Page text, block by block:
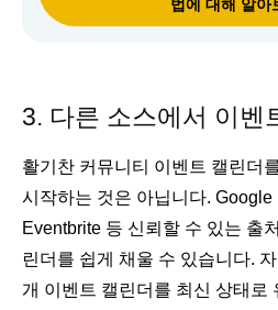
법에 대해 알아
3. 다른 소스에서 이벤
활기찬 커뮤니티 이벤트 캘린더
시작하는 것은 아닙니다. Google
Eventbrite 등 신뢰할 수 있는 출
린더를 쉽게 채울 수 있습니다.
개 이벤트 캘린더를 최신 상태로